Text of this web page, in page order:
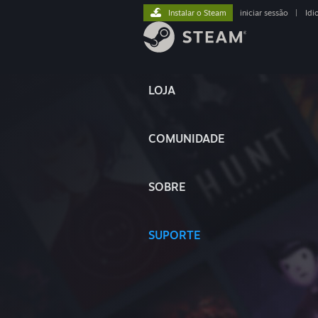
LOJA
COMUNIDADE
SOBRE
SUPORTE
Instalar o Steam iniciar sessão